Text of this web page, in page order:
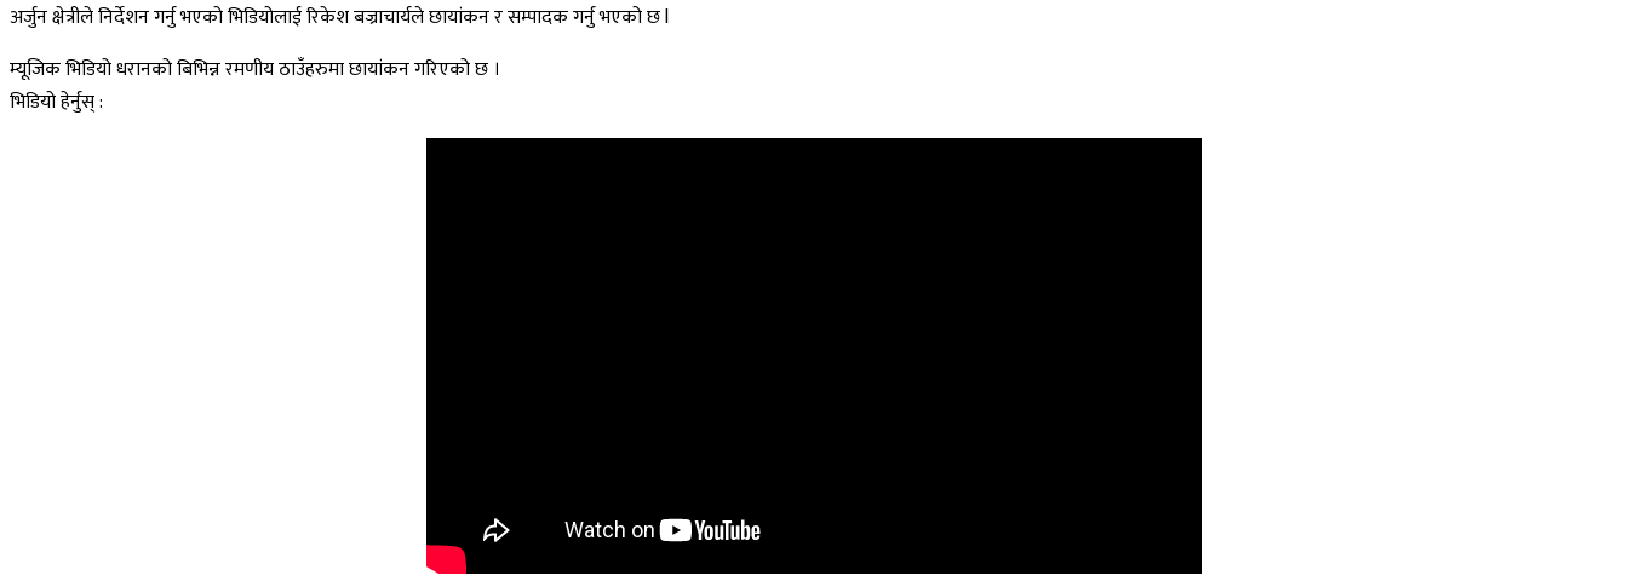
अर्जुन क्षेत्रीले निर्देशन गर्नु भएको भिडियोलाई रिकेश बज्राचार्यले छायांकन र सम्पादक गर्नु भएको छ l
म्यूजिक भिडियो धरानको बिभिन्न रमणीय ठाउँहरुमा छायांकन गरिएको छ ।
भिडियो हेर्नुस् :